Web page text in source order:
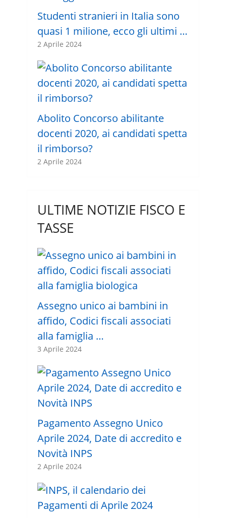
Studenti stranieri in Italia sono
quasi 1 milione, ecco gli ultimi …
2 Aprile 2024
Abolito Concorso abilitante
docenti 2020, ai candidati spetta
il rimborso?
2 Aprile 2024
ULTIME NOTIZIE FISCO E
TASSE
Assegno unico ai bambini in
affido, Codici fiscali associati
alla famiglia …
3 Aprile 2024
Pagamento Assegno Unico
Aprile 2024, Date di accredito e
Novità INPS
2 Aprile 2024